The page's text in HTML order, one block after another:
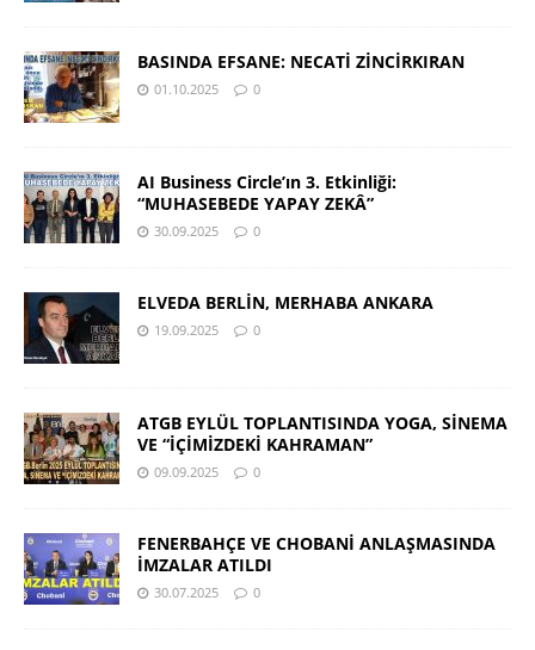
BASINDA EFSANE: NECATİ ZİNCİRKIRAN
01.10.2025 0
AI Business Circle’ın 3. Etkinliği:
“MUHASEBEDE YAPAY ZEKÂ”
30.09.2025 0
ELVEDA BERLİN, MERHABA ANKARA
19.09.2025 0
ATGB EYLÜL TOPLANTISINDA YOGA, SİNEMA
VE “İÇİMİZDEKİ KAHRAMAN”
09.09.2025 0
FENERBAHÇE VE CHOBANİ ANLAŞMASINDA
İMZALAR ATILDI
30.07.2025 0